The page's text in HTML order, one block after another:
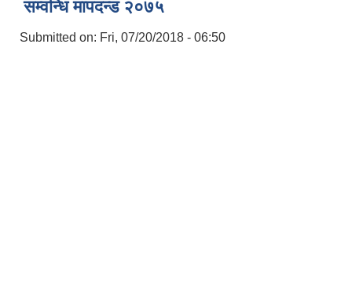
सम्वन्धि मापदन्ड २०७५
Submitted on: Fri, 07/20/2018 - 06:50